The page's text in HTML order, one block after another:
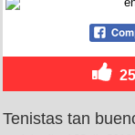
25
Tenistas tan